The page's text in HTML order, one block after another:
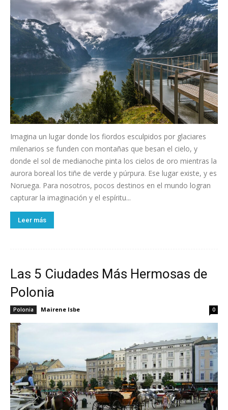
Imagina un lugar donde los fiordos esculpidos por glaciares
milenarios se funden con montañas que besan el cielo, y
donde el sol de medianoche pinta los cielos de oro mientras la
aurora boreal los tiñe de verde y púrpura. Ese lugar existe, y es
Noruega. Para nosotros, pocos destinos en el mundo logran
capturar la imaginación y el espíritu...
Leer más
Las 5 Ciudades Más Hermosas de
Polonia
Polonia Mairene Isbe 0